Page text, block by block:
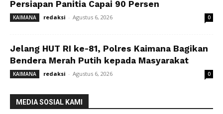
Persiapan Panitia Capai 90 Persen
KAIMANA redaksi - Agustus 6, 2026 0
Jelang HUT RI ke-81, Polres Kaimana Bagikan
Bendera Merah Putih kepada Masyarakat
KAIMANA redaksi - Agustus 6, 2026 0
MEDIA SOSIAL KAMI